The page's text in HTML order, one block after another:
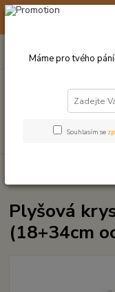
☀️ 10. - 14. SRPNA
po–pá: 9–17 hod.
PLYŠOVÉ A
Plyšová
(18+34cm
Máme pro tvého
Souhlasím se